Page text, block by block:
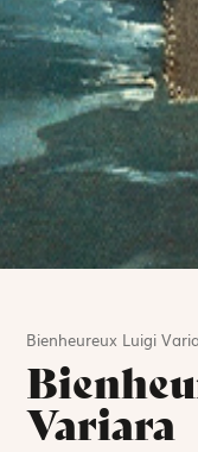
Bienheureux Luigi
Variara